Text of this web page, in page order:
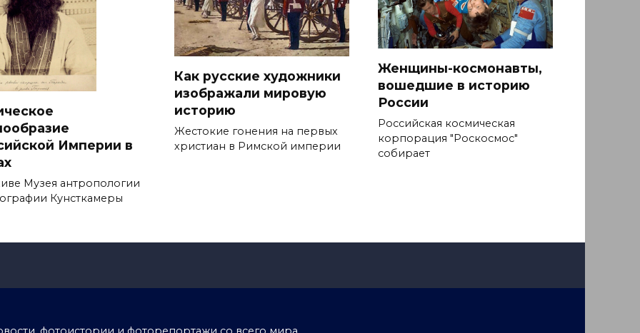
Империи в
Музея антропологии
Кунсткамеры
Как русские художники
изображали мировую
историю
Жестокие гонения на первых
христиан в Римской империи
Женщины-космонавты,
вошедшие в историю
России
Российская космическая
корпорация "Роскосмос"
собирает